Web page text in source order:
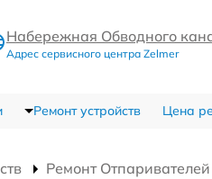
Набережная Обводного
Адрес сервисного центра Zelmer
Ремонт устройств Цена
Ремонт Отпаривателей